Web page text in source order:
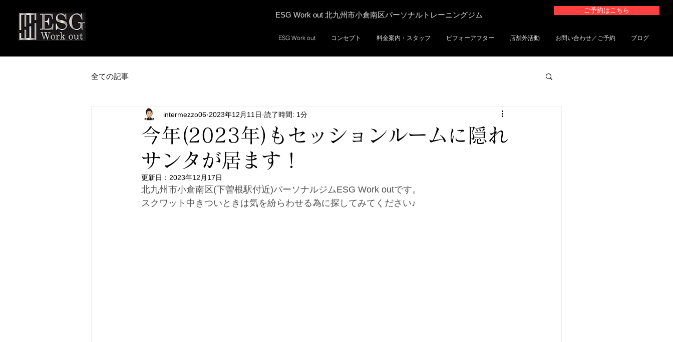
ESG Work out 北九州市小倉南区パーソナルトレーニングジム
ご予約はこちら
ESG Work out コンセプト 料金案内・スタッフ ビフォーアフター 店舗外活動 お問い合わせ／ご予約 ブログ
全ての記事
今年(2023年)もセッションルームに隠れ
サンタが居ます！
intermezzo06 2023年12月11日 読了時間: 1分
更新日： 2023年12月17日
北九州市小倉南区(下曽根駅付近)パーソナルジムESG Work outです。
スクワット中きついときは気を紛らわせる為に探してみてください♪